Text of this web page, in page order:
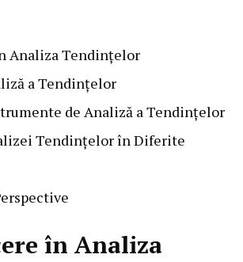
Analiza Tendințelor
a Tendințelor
de Analiză a Tendințelor
Tendințelor în Diferite
în Analiza